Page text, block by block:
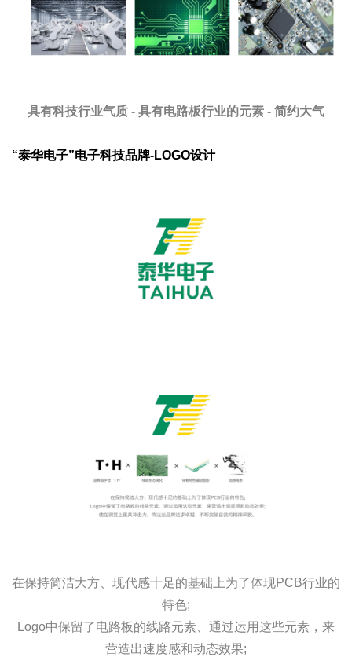
具有科技行业气质 - 具有电路板行业的元素 - 简约大气
“泰华电子”电子科技品牌-LOGO设计
在保持简洁大方、现代感十足的基础上为了体现PCB行业的
特色;
Logo中保留了电路板的线路元素、通过运用这些元素，来
营造出速度感和动态效果;